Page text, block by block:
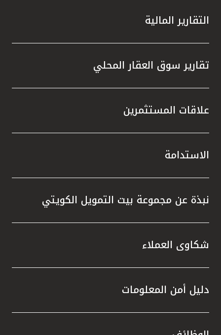
التقارير المالية
تقارير سوق العقار المحلي
علاقات المستثمرين
الاستدامة
نبذة عن مجموعة بيت التمويل الكويتي
شكاوى العملاء
دليل أمن المعلومات